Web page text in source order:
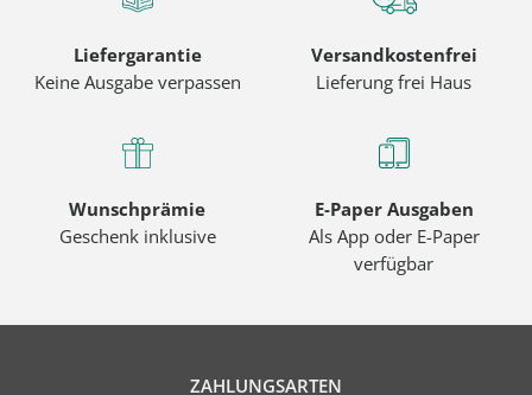
Liefergarantie
Keine Ausgabe verpassen
Versandkostenfrei
Lieferung frei Haus
Wunschprämie
Geschenk inklusive
E-Paper Ausgaben
Als App oder E-Paper
verfügbar
ZAHLUNGSARTEN